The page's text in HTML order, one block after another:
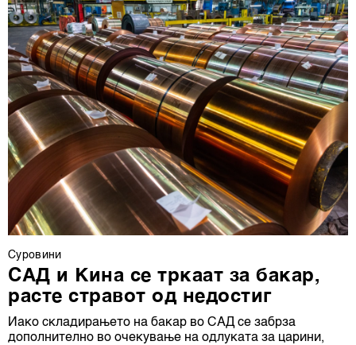
Суровини
САД и Кина се тркаат за бакар,
расте стравот од недостиг
Иако складирањето на бакар во САД се забрза
дополнително во очекување на одлуката за царини,